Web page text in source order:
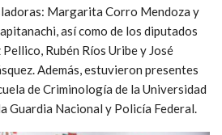
Margarita Corro Mendoza y
así como de los diputados
Rubén Ríos Uribe y José
Además, estuvieron presentes
de Criminología de la Universidad
Guardia Nacional y Policía Federal.